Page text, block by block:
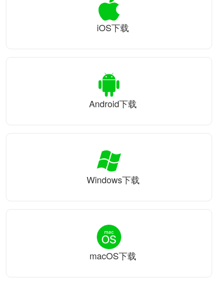
iOS下载
Android下载
Windows下载
macOS下载